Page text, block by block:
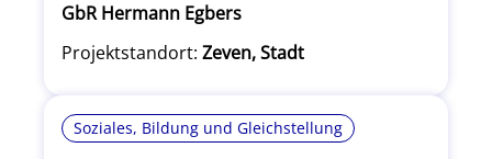
GbR Hermann Egbers
Projektstandort: Zeven, Stadt
Soziales, Bildung und Gleichstellung